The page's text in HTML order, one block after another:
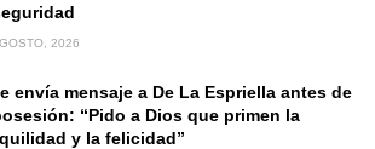
2026
envía mensaje a De La Espriella antes de
“Pido a Dios que primen la
y la felicidad”